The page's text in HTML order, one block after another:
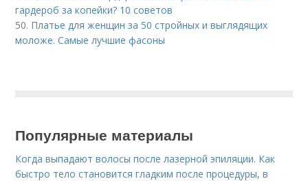
гардероб за копейки? 10 советов
50. Платье для женщин за 50 стройных и выглядящих
моложе. Самые лучшие фасоны
Популярные материалы
Когда выпадают волосы после лазерной эпиляции. Как
быстро тело становится гладким после процедуры, в